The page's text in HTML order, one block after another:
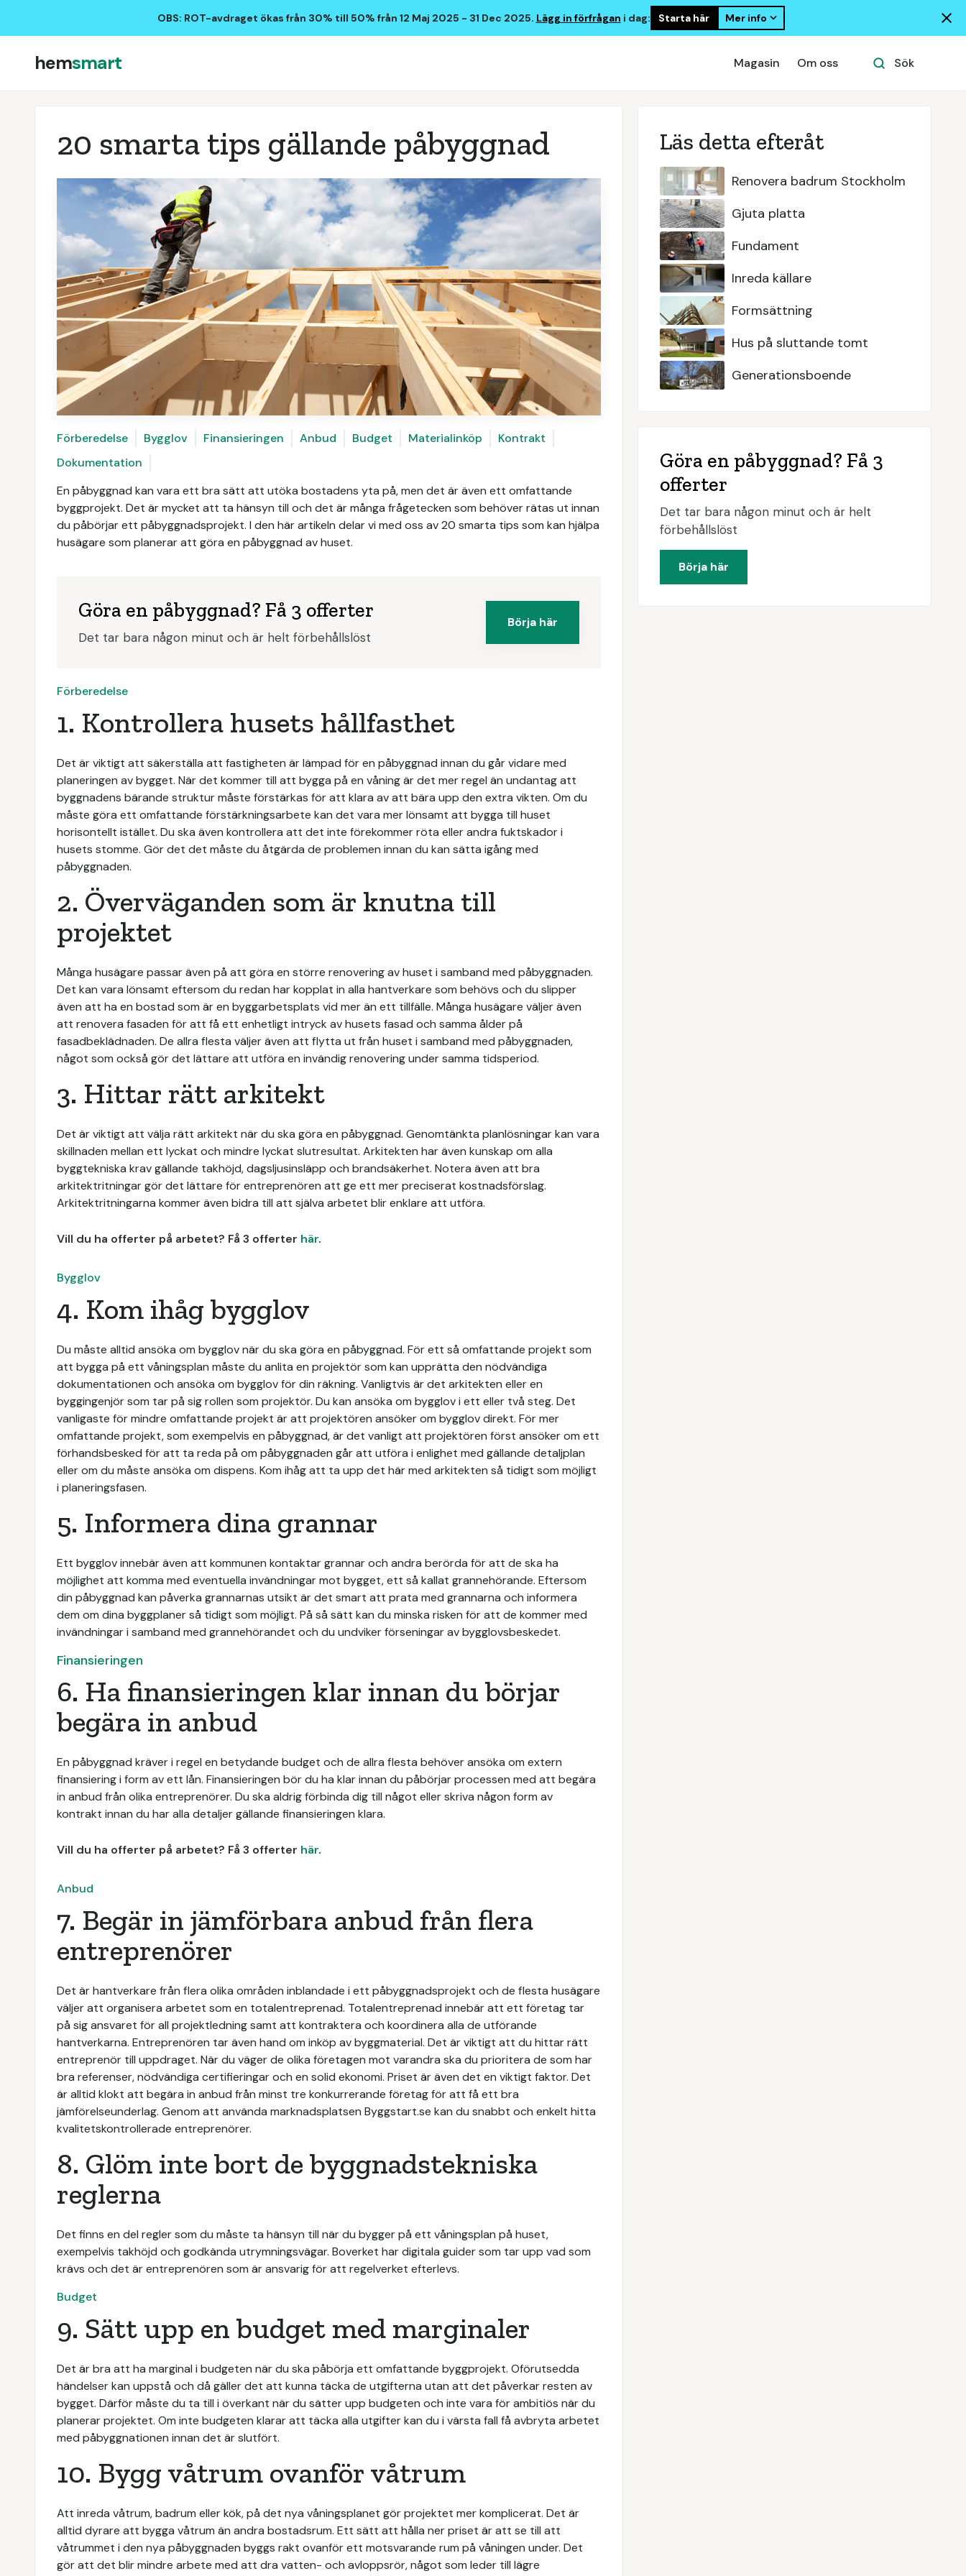
OBS: ROT-avdraget ökas från 30% till 50% från 12 Maj 2025 - 31 Dec 2025. Lägg in förfrågan i dag: Starta här Mer info
hemsmart Magasin Om oss Sök
20 smarta tips gällande påbyggnad
Förberedelse Bygglov Finansieringen Anbud Budget Materialinköp
Kontrakt
Dokumentation
En påbyggnad kan vara ett bra sätt att utöka bostadens yta på, men det är även ett omfattande
byggprojekt. Det är mycket att ta hänsyn till och det är många frågetecken som behöver rätas ut innan
du påbörjar ett påbyggnadsprojekt. I den här artikeln delar vi med oss av 20 smarta tips som kan hjälpa
husägare som planerar att göra en påbyggnad av huset.
Göra en påbyggnad? Få 3 offerter
Det tar bara någon minut och är helt förbehållslöst
Börja här
Förberedelse
1. Kontrollera husets hållfasthet
Det är viktigt att säkerställa att fastigheten är lämpad för en påbyggnad innan du går vidare med
planeringen av bygget. När det kommer till att bygga på en våning är det mer regel än undantag att
byggnadens bärande struktur måste förstärkas för att klara av att bära upp den extra vikten. Om du
måste göra ett omfattande förstärkningsarbete kan det vara mer lönsamt att bygga till huset
horisontellt istället. Du ska även kontrollera att det inte förekommer röta eller andra fuktskador i
husets stomme. Gör det det måste du åtgärda de problemen innan du kan sätta igång med
påbyggnaden.
2. Överväganden som är knutna till
projektet
Många husägare passar även på att göra en större renovering av huset i samband med påbyggnaden.
Det kan vara lönsamt eftersom du redan har kopplat in alla hantverkare som behövs och du slipper
även att ha en bostad som är en byggarbetsplats vid mer än ett tillfälle. Många husägare väljer även
att renovera fasaden för att få ett enhetligt intryck av husets fasad och samma ålder på
fasadbeklädnaden. De allra flesta väljer även att flytta ut från huset i samband med påbyggnaden,
något som också gör det lättare att utföra en invändig renovering under samma tidsperiod.
3. Hittar rätt arkitekt
Det är viktigt att välja rätt arkitekt när du ska göra en påbyggnad. Genomtänkta planlösningar kan vara
skillnaden mellan ett lyckat och mindre lyckat slutresultat. Arkitekten har även kunskap om alla
byggtekniska krav gällande takhöjd, dagsljusinsläpp och brandsäkerhet. Notera även att bra
arkitektritningar gör det lättare för entreprenören att ge ett mer preciserat kostnadsförslag.
Arkitektritningarna kommer även bidra till att själva arbetet blir enklare att utföra.
Vill du ha offerter på arbetet? Få 3 offerter här.
Bygglov
4. Kom ihåg bygglov
Du måste alltid ansöka om bygglov när du ska göra en påbyggnad. För ett så omfattande projekt som
att bygga på ett våningsplan måste du anlita en projektör som kan upprätta den nödvändiga
dokumentationen och ansöka om bygglov för din räkning. Vanligtvis är det arkitekten eller en
byggingenjör som tar på sig rollen som projektör. Du kan ansöka om bygglov i ett eller två steg. Det
vanligaste för mindre omfattande projekt är att projektören ansöker om bygglov direkt. För mer
omfattande projekt, som exempelvis en påbyggnad, är det vanligt att projektören först ansöker om ett
förhandsbesked för att ta reda på om påbyggnaden går att utföra i enlighet med gällande detaljplan
eller om du måste ansöka om dispens. Kom ihåg att ta upp det här med arkitekten så tidigt som möjligt
i planeringsfasen.
5. Informera dina grannar
Ett bygglov innebär även att kommunen kontaktar grannar och andra berörda för att de ska ha
möjlighet att komma med eventuella invändningar mot bygget, ett så kallat grannehörande. Eftersom
din påbyggnad kan påverka grannarnas utsikt är det smart att prata med grannarna och informera
dem om dina byggplaner så tidigt som möjligt. På så sätt kan du minska risken för att de kommer med
invändningar i samband med grannehörandet och du undviker förseningar av bygglovsbeskedet.
Finansieringen
6. Ha finansieringen klar innan du börjar
begära in anbud
En påbyggnad kräver i regel en betydande budget och de allra flesta behöver ansöka om extern
finansiering i form av ett lån. Finansieringen bör du ha klar innan du påbörjar processen med att begära
in anbud från olika entreprenörer. Du ska aldrig förbinda dig till något eller skriva någon form av
kontrakt innan du har alla detaljer gällande finansieringen klara.
Vill du ha offerter på arbetet? Få 3 offerter här.
Anbud
7. Begär in jämförbara anbud från flera
entreprenörer
Det är hantverkare från flera olika områden inblandade i ett påbyggnadsprojekt och de flesta husägare
väljer att organisera arbetet som en totalentreprenad. Totalentreprenad innebär att ett företag tar
på sig ansvaret för all projektledning samt att kontraktera och koordinera alla de utförande
hantverkarna. Entreprenören tar även hand om inköp av byggmaterial. Det är viktigt att du hittar rätt
entreprenör till uppdraget. När du väger de olika företagen mot varandra ska du prioritera de som har
bra referenser, nödvändiga certifieringar och en solid ekonomi. Priset är även det en viktigt faktor. Det
är alltid klokt att begära in anbud från minst tre konkurrerande företag för att få ett bra
jämförelseunderlag. Genom att använda marknadsplatsen Byggstart.se kan du snabbt och enkelt hitta
kvalitetskontrollerade entreprenörer.
8. Glöm inte bort de byggnadstekniska
reglerna
Det finns en del regler som du måste ta hänsyn till när du bygger på ett våningsplan på huset,
exempelvis takhöjd och godkända utrymningsvägar. Boverket har digitala guider som tar upp vad som
krävs och det är entreprenören som är ansvarig för att regelverket efterlevs.
Budget
9. Sätt upp en budget med marginaler
Det är bra att ha marginal i budgeten när du ska påbörja ett omfattande byggprojekt. Oförutsedda
händelser kan uppstå och då gäller det att kunna täcka de utgifterna utan att det påverkar resten av
bygget. Därför måste du ta till i överkant när du sätter upp budgeten och inte vara för ambitiös när du
planerar projektet. Om inte budgeten klarar att täcka alla utgifter kan du i värsta fall få avbryta arbetet
med påbyggnationen innan det är slutfört.
10. Bygg våtrum ovanför våtrum
Att inreda våtrum, badrum eller kök, på det nya våningsplanet gör projektet mer komplicerat. Det är
alltid dyrare att bygga våtrum än andra bostadsrum. Ett sätt att hålla ner priset är att se till att
våtrummet i den nya påbyggnaden byggs rakt ovanför ett motsvarande rum på våningen under. Det
gör att det blir mindre arbete med att dra vatten- och avloppsrör, något som leder till lägre
Läs detta efteråt
Renovera badrum Stockholm
Gjuta platta
Fundament
Inreda källare
Formsättning
Hus på sluttande tomt
Generationsboende
Göra en påbyggnad? Få 3
offerter
Det tar bara någon minut och är helt
förbehållslöst
Börja här